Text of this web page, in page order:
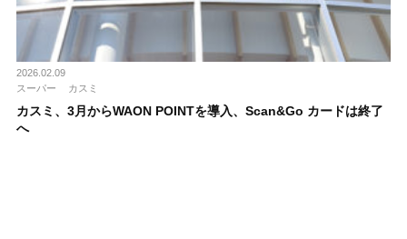
2026.02.09
スーパー
カスミ
カスミ、3月からWAON POINTを導入、Scan&Go カードは終了
へ